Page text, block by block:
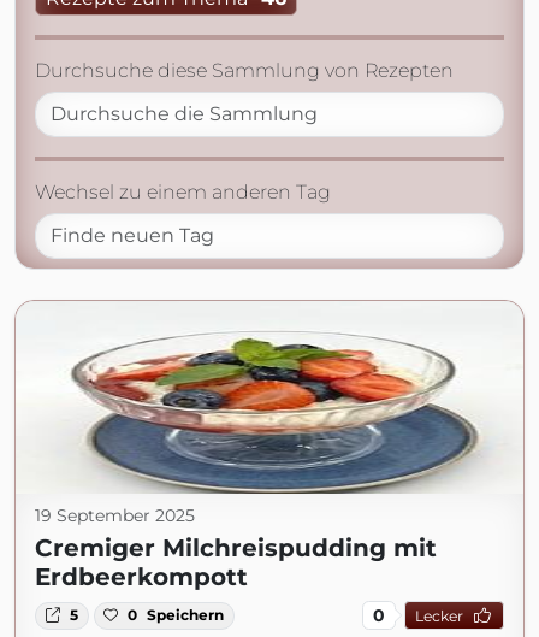
Durchsuche diese Sammlung von Rezepten
Wechsel zu einem anderen Tag
19 September 2025
Cremiger Milchreispudding mit
Erdbeerkompott
5 0 Speichern 0 Lecker